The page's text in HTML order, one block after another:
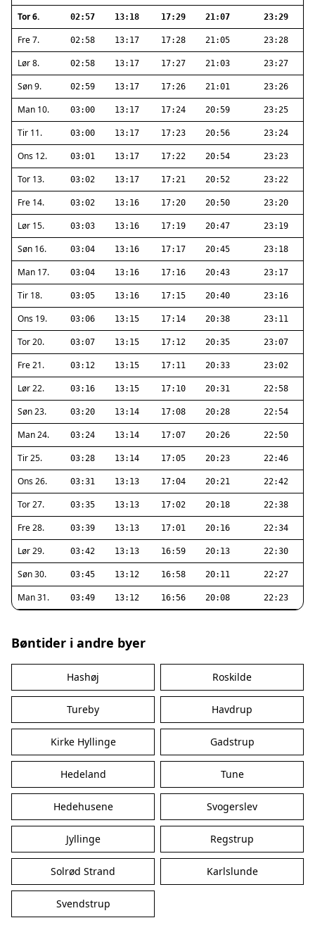
Tor 6. 02:57 13:18 17:29 21:07 23:29
Fre 7. 02:58 13:17 17:28 21:05 23:28
Lør 8. 02:58 13:17 17:27 21:03 23:27
Søn 9. 02:59 13:17 17:26 21:01 23:26
Man 10. 03:00 13:17 17:24 20:59 23:25
Tir 11. 03:00 13:17 17:23 20:56 23:24
Ons 12. 03:01 13:17 17:22 20:54 23:23
Tor 13. 03:02 13:17 17:21 20:52 23:22
Fre 14. 03:02 13:16 17:20 20:50 23:20
Lør 15. 03:03 13:16 17:19 20:47 23:19
Søn 16. 03:04 13:16 17:17 20:45 23:18
Man 17. 03:04 13:16 17:16 20:43 23:17
Tir 18. 03:05 13:16 17:15 20:40 23:16
Ons 19. 03:06 13:15 17:14 20:38 23:11
Tor 20. 03:07 13:15 17:12 20:35 23:07
Fre 21. 03:12 13:15 17:11 20:33 23:02
Lør 22. 03:16 13:15 17:10 20:31 22:58
Søn 23. 03:20 13:14 17:08 20:28 22:54
Man 24. 03:24 13:14 17:07 20:26 22:50
Tir 25. 03:28 13:14 17:05 20:23 22:46
Ons 26. 03:31 13:13 17:04 20:21 22:42
Tor 27. 03:35 13:13 17:02 20:18 22:38
Fre 28. 03:39 13:13 17:01 20:16 22:34
Lør 29. 03:42 13:13 16:59 20:13 22:30
Søn 30. 03:45 13:12 16:58 20:11 22:27
Man 31. 03:49 13:12 16:56 20:08 22:23
Bøntider i andre byer
Hashøj Roskilde
Tureby Havdrup
Kirke Hyllinge Gadstrup
Hedeland Tune
Hedehusene Svogerslev
Jyllinge Regstrup
Solrød Strand Karlslunde
Svendstrup